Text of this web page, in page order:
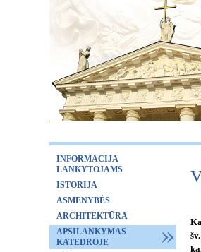
INFORMACIJA
LANKYTOJAMS
ISTORIJA
ASMENYBĖS
ARCHITEKTŪRA
APSILANKYMAS
KATEDROJE